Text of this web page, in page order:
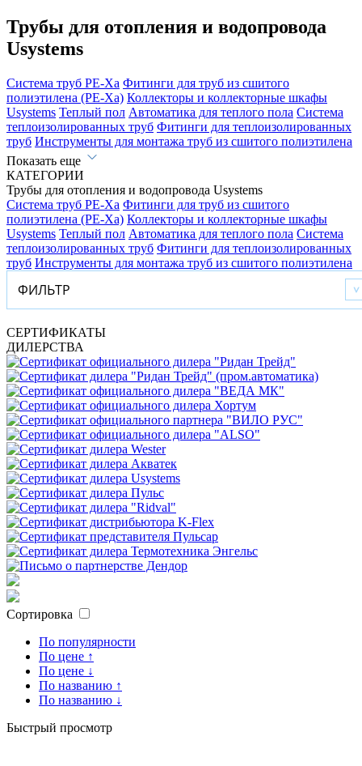
Трубы для отопления и водопровода
Usystems
Система труб PE-Xa Фитинги для труб из сшитого
полиэтилена (PE-Xa) Коллекторы и коллекторные шкафы
Usystems Теплый пол Автоматика для теплого пола Система
теплоизолированных труб Фитинги для теплоизолированных
труб Инструменты для монтажа труб из сшитого полиэтилена
Показать еще
КАТЕГОРИИ
Трубы для отопления и водопровода Usystems
Система труб PE-Xa Фитинги для труб из сшитого
полиэтилена (PE-Xa) Коллекторы и коллекторные шкафы
Usystems Теплый пол Автоматика для теплого пола Система
теплоизолированных труб Фитинги для теплоизолированных
труб Инструменты для монтажа труб из сшитого полиэтилена
ФИЛЬТР
СЕРТИФИКАТЫ
ДИЛЕРСТВА
Сортировка
По популярности
По цене ↑
По цене ↓
По названию ↑
По названию ↓
Быстрый просмотр